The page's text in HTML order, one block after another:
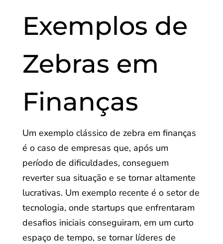
Exemplos de
Zebras em
Finanças
Um exemplo clássico de zebra em finanças
é o caso de empresas que, após um
período de dificuldades, conseguem
reverter sua situação e se tornar altamente
lucrativas. Um exemplo recente é o setor de
tecnologia, onde startups que enfrentaram
desafios iniciais conseguiram, em um curto
espaço de tempo, se tornar líderes de